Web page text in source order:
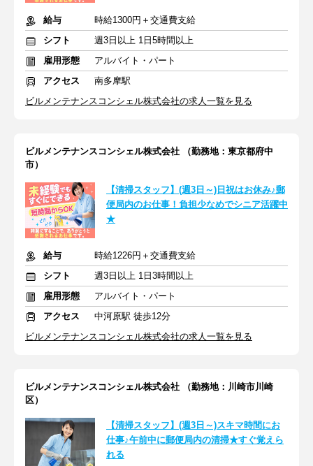
給与
時給1300円＋交通費支給
シフト
週3日以上 1日5時間以上
雇用形態
アルバイト・パート
アクセス
南多摩駅
ビルメンテナンスコンシェル株式会社の求人一覧を見る
ビルメンテナンスコンシェル株式会社 （勤務地：東京都府中
市）
【清掃スタッフ】(週3日～)日祝はお休み♪郵
便局内のお仕事！負担少なめでシニア活躍中
★
給与
時給1226円＋交通費支給
シフト
週3日以上 1日3時間以上
雇用形態
アルバイト・パート
アクセス
中河原駅 徒歩12分
ビルメンテナンスコンシェル株式会社の求人一覧を見る
ビルメンテナンスコンシェル株式会社 （勤務地：川崎市川崎
区）
【清掃スタッフ】(週3日～)スキマ時間にお
仕事♪午前中に郵便局内の清掃★すぐ覚えら
れる